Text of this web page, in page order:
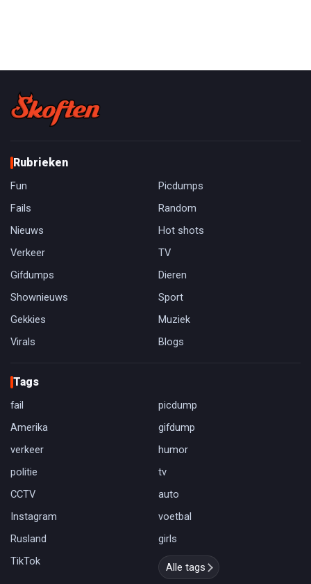
Rubrieken
Fun
Picdumps
Fails
Random
Nieuws
Hot shots
Verkeer
TV
Gifdumps
Dieren
Shownieuws
Sport
Gekkies
Muziek
Virals
Blogs
Tags
fail
picdump
Amerika
gifdump
verkeer
humor
politie
tv
CCTV
auto
Instagram
voetbal
Rusland
girls
TikTok
Alle tags